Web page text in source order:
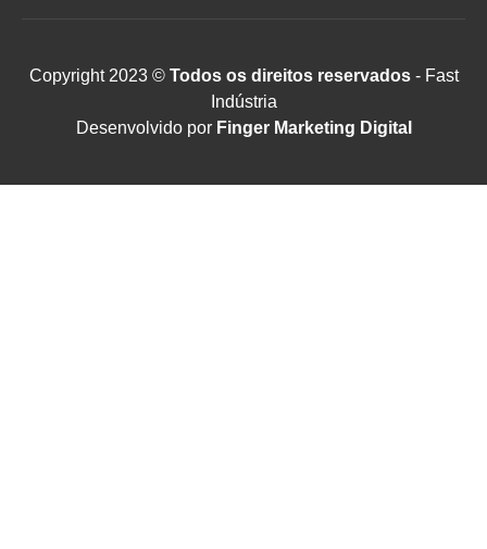
Copyright 2023 ©Todos os direitos reservados- Fast
Indústria
Desenvolvido por Finger Marketing Digital